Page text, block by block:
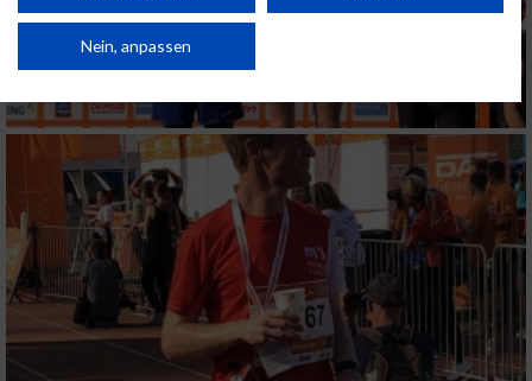
von Inhalten.
Daten können außerhalb der Europäischen Union weitergegeben und in die
Website/App.
Partnerliste anzeigen (1 IAB-Anbieter)
Wir nutzen Ihre Daten für folgende Zwecke:
IAB-Verarbeitungszwecke:
Speichern von oder Zugriff auf Informationen
auf einem Endgerät
Verwendung reduzierter Daten zur Auswahl
von Werbeanzeigen
Nein, anpassen